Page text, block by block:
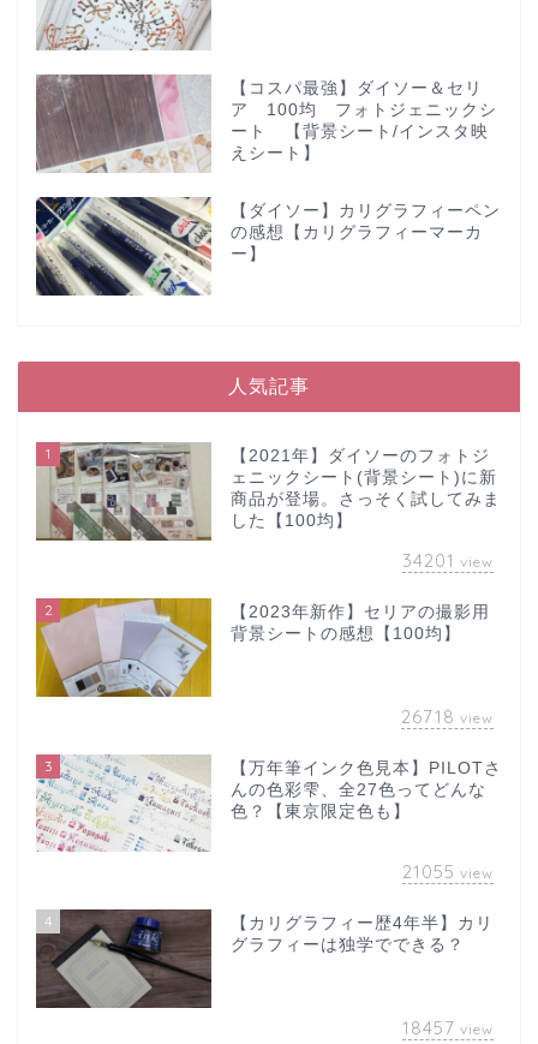
【コスパ最強】ダイソー＆セリ
ア 100均 フォトジェニックシ
ート 【背景シート/インスタ映
えシート】
【ダイソー】カリグラフィーペン
の感想【カリグラフィーマーカ
ー】
人気記事
1
【2021年】ダイソーのフォトジ
ェニックシート(背景シート)に新
商品が登場。さっそく試してみま
した【100均】
34201 view
2
【2023年新作】セリアの撮影用
背景シートの感想【100均】
26718 view
3
【万年筆インク色見本】PILOTさ
んの色彩雫、全27色ってどんな
色？【東京限定色も】
21055 view
4
【カリグラフィー歴4年半】カリ
グラフィーは独学でできる？
18457 view